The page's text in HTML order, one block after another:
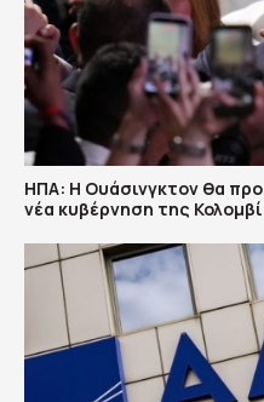
ΗΠΑ: H Ουάσινγκτον θα
νέα κυβέρνηση της